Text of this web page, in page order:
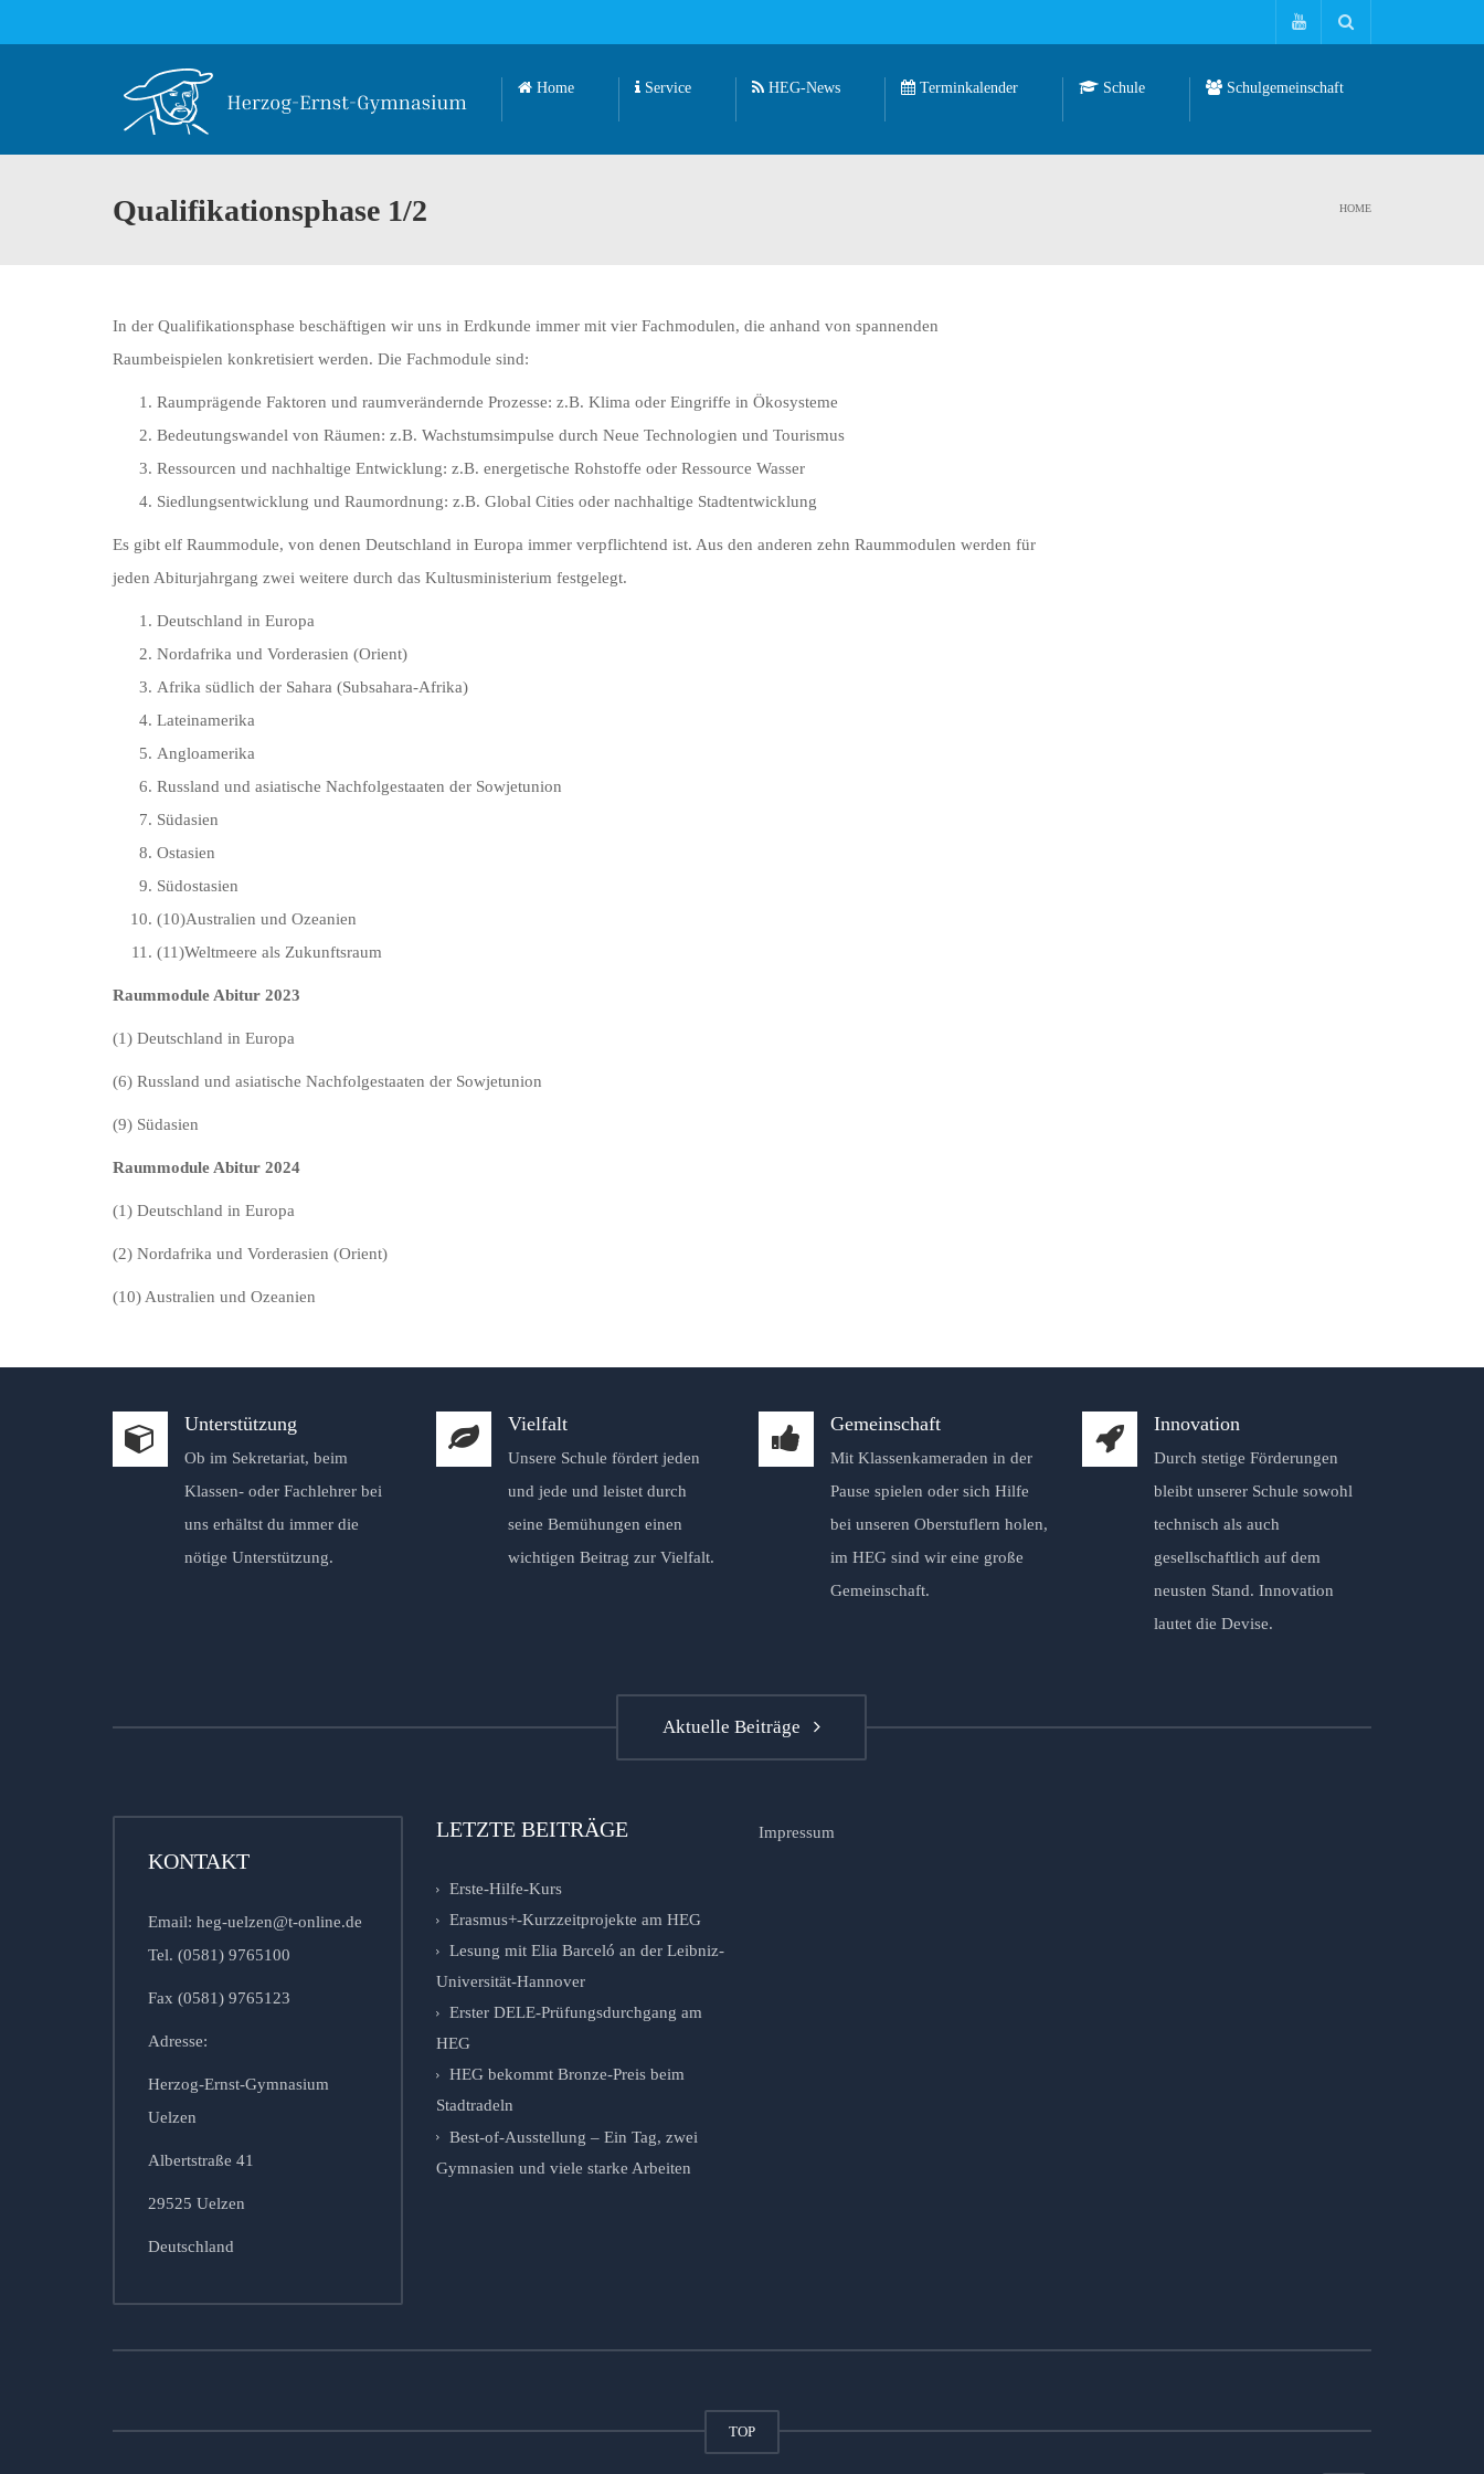
Home Service HEG-News Terminkalender Schule Schulgemeinschaft
Qualifikationsphase 1/2 HOME
In der Qualifikationsphase beschäftigen wir uns in Erdkunde immer mit vier Fachmodulen, die anhand von spannenden
Raumbeispielen konkretisiert werden. Die Fachmodule sind:
Raumprägende Faktoren und raumverändernde Prozesse: z.B. Klima oder Eingriffe in Ökosysteme
Bedeutungswandel von Räumen: z.B. Wachstumsimpulse durch Neue Technologien und Tourismus
Ressourcen und nachhaltige Entwicklung: z.B. energetische Rohstoffe oder Ressource Wasser
Siedlungsentwicklung und Raumordnung: z.B. Global Cities oder nachhaltige Stadtentwicklung
Es gibt elf Raummodule, von denen Deutschland in Europa immer verpflichtend ist. Aus den anderen zehn Raummodulen werden für
jeden Abiturjahrgang zwei weitere durch das Kultusministerium festgelegt.
Deutschland in Europa
Nordafrika und Vorderasien (Orient)
Afrika südlich der Sahara (Subsahara-Afrika)
Lateinamerika
Angloamerika
Russland und asiatische Nachfolgestaaten der Sowjetunion
Südasien
Ostasien
Südostasien
(10)Australien und Ozeanien
(11)Weltmeere als Zukunftsraum
Raummodule Abitur 2023
(1) Deutschland in Europa
(6) Russland und asiatische Nachfolgestaaten der Sowjetunion
(9) Südasien
Raummodule Abitur 2024
(1) Deutschland in Europa
(2) Nordafrika und Vorderasien (Orient)
(10) Australien und Ozeanien
Unterstützung
Ob im Sekretariat, beim
Klassen- oder Fachlehrer bei
uns erhältst du immer die
nötige Unterstützung.
Vielfalt
Unsere Schule fördert jeden
und jede und leistet durch
seine Bemühungen einen
wichtigen Beitrag zur Vielfalt.
Gemeinschaft
Mit Klassenkameraden in der
Pause spielen oder sich Hilfe
bei unseren Oberstuflern holen,
im HEG sind wir eine große
Gemeinschaft.
Innovation
Durch stetige Förderungen
bleibt unserer Schule sowohl
technisch als auch
gesellschaftlich auf dem
neusten Stand. Innovation
lautet die Devise.
Aktuelle Beiträge
KONTAKT
Email: heg-uelzen@t-online.de
Tel. (0581) 9765100
Fax (0581) 9765123
Adresse:
Herzog-Ernst-Gymnasium
Uelzen
Albertstraße 41
29525 Uelzen
Deutschland
LETZTE BEITRÄGE
Erste-Hilfe-Kurs
Erasmus+-Kurzzeitprojekte am HEG
Lesung mit Elia Barceló an der Leibniz-
Universität-Hannover
Erster DELE-Prüfungsdurchgang am
HEG
HEG bekommt Bronze-Preis beim
Stadtradeln
Best-of-Ausstellung – Ein Tag, zwei
Gymnasien und viele starke Arbeiten
Impressum
TOP